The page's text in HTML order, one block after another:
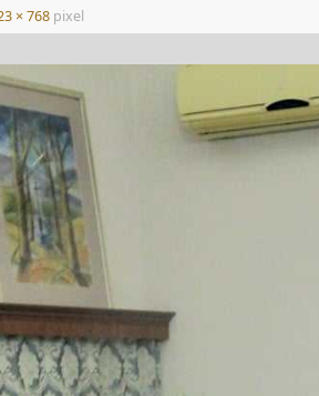
× 768 pixel